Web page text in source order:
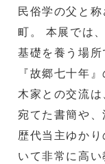
民俗学の父と
町。 本展では
基礎を養う場所
『故郷七十年
木家との交流
宛てた書簡や
歴代当主ゆか
いて非常に高